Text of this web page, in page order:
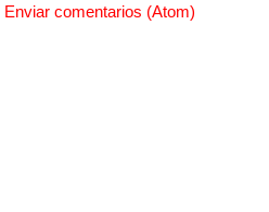
Enviar comentarios (Atom)